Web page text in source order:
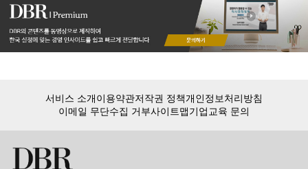
서비스 소개이용약관저작권 정책개인정보처리방침
이메일 무단수집 거부사이트맵기업교육 문의